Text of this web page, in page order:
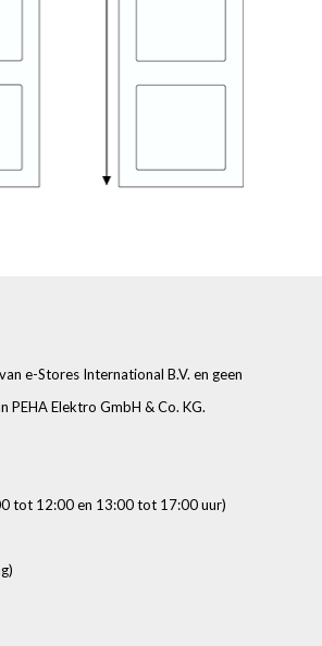
e-Stores International B.V. en geen
PEHA Elektro GmbH & Co. KG.
tot 12:00 en 13:00 tot 17:00 uur)